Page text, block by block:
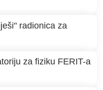
radionica za
za fiziku FERIT-a